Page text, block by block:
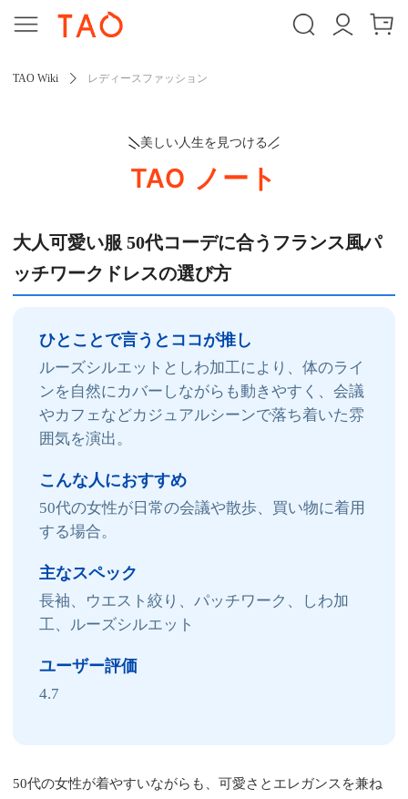
TAO Wiki レディースファッション
美しい人生を見つける
TAO ノート
大人可愛い服 50代コーデに合うフランス風パ
ッチワークドレスの選び方
ひとことで言うとココが推し
ルーズシルエットとしわ加工により、体のライ
ンを自然にカバーしながらも動きやすく、会議
やカフェなどカジュアルシーンで落ち着いた雰
囲気を演出。
こんな人におすすめ
50代の女性が日常の会議や散歩、買い物に着用
する場合。
主なスペック
長袖、ウエスト絞り、パッチワーク、しわ加
工、ルーズシルエット
ユーザー評価
4.7
50代の女性が着やすいながらも、可愛さとエレガンスを兼ね